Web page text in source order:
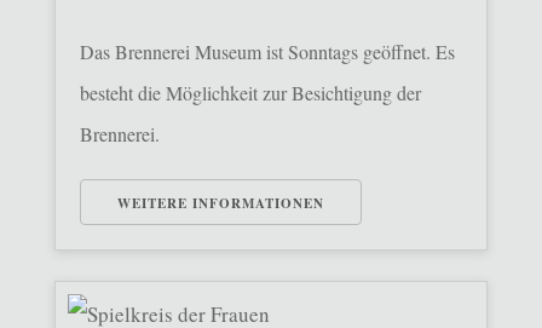
Das Brennerei Museum ist Sonntags geöffnet. Es
besteht die Möglichkeit zur Besichtigung der
Brennerei.
WEITERE INFORMATIONEN